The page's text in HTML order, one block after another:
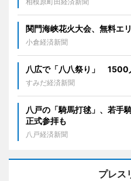
関門海峡花火大会、無料エ
小倉経済新聞
八広で「八八祭り」 1500
すみだ経済新聞
八戸の「騎馬打毬」、若
正式参拝も
八戸経済新聞
プレス